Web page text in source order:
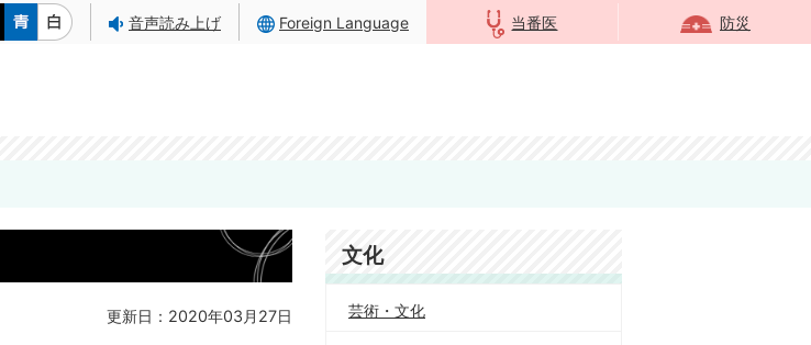
音声読み上げ Foreign Language 当番医 防災
更新日：2020年03月27日
文化
芸術・文化